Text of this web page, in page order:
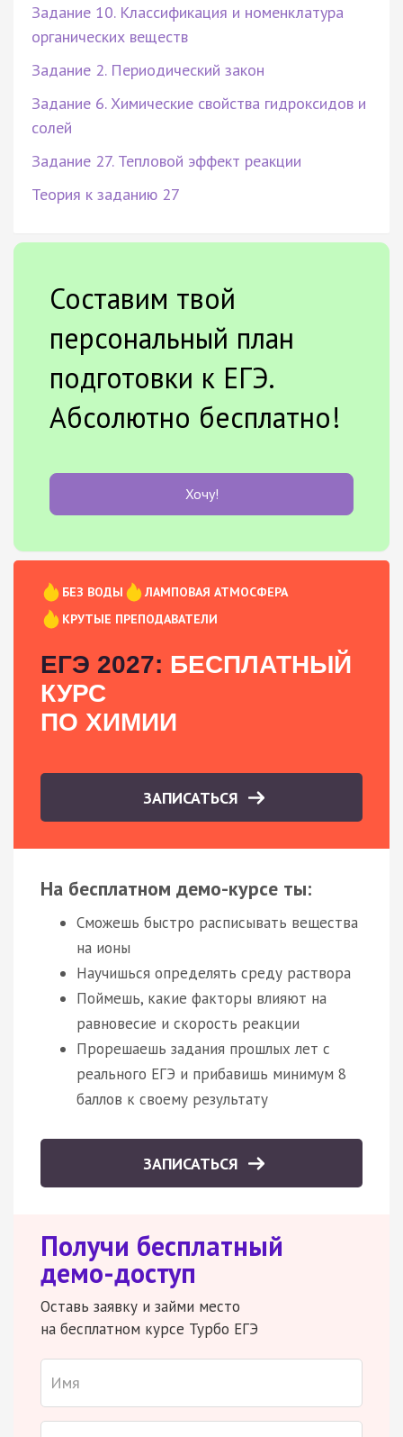
Задание 10. Классификация и номенклатура
органических веществ
Задание 2. Периодический закон
Задание 6. Химические свойства гидроксидов и
солей
Задание 27. Тепловой эффект реакции
Теория к заданию 27
Составим твой
персональный план
подготовки к ЕГЭ.
Абсолютно бесплатно!
Хочу!
БЕЗ ВОДЫ
ЛАМПОВАЯ АТМОСФЕРА
КРУТЫЕ ПРЕПОДАВАТЕЛИ
ЕГЭ 2027: БЕСПЛАТНЫЙ
КУРС
ПО ХИМИИ
ЗАПИСАТЬСЯ
На бесплатном демо-курсе ты:
Сможешь быстро расписывать вещества
на ионы
Научишься определять среду раствора
Поймешь, какие факторы влияют на
равновесие и скорость реакции
Прорешаешь задания прошлых лет с
реального ЕГЭ и прибавишь минимум 8
баллов к своему результату
ЗАПИСАТЬСЯ
Получи бесплатный
демо-доступ
Оставь заявку и займи место
на бесплатном курсе Турбо ЕГЭ